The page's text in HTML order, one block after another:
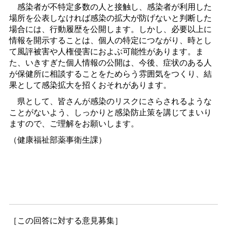
感染者が不特定多数の人と接触し、感染者が利用した
場所を公表しなければ感染の拡大が防げないと判断した
場合には、行動履歴を公開します。しかし、必要以上に
情報を開示することは、個人の特定につながり、時とし
て風評被害や人権侵害におよぶ可能性があります。ま
た、いきすぎた個人情報の公開は、今後、症状のある人
が保健所に相談することをためらう雰囲気をつくり、結
果として感染拡大を招くおそれがあります。
県として、皆さんが感染のリスクにさらされるような
ことがないよう、しっかりと感染防止策を講じてまいり
ますので、ご理解をお願いします。
（健康福祉部薬事衛生課）
［この回答に対する意見募集］